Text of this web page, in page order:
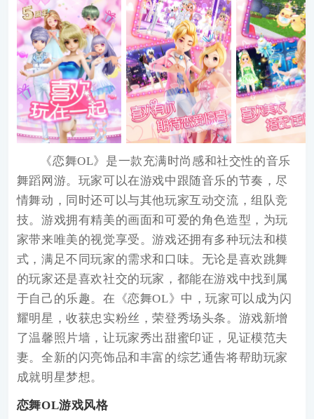
《恋舞OL》是一款充满时尚感和社交性的音乐
舞蹈网游。玩家可以在游戏中跟随音乐的节奏，尽
情舞动，同时还可以与其他玩家互动交流，组队竞
技。游戏拥有精美的画面和可爱的角色造型，为玩
家带来唯美的视觉享受。游戏还拥有多种玩法和模
式，满足不同玩家的需求和口味。无论是喜欢跳舞
的玩家还是喜欢社交的玩家，都能在游戏中找到属
于自己的乐趣。在《恋舞OL》中，玩家可以成为闪
耀明星，收获忠实粉丝，荣登秀场头条。游戏新增
了温馨照片墙，让玩家秀出甜蜜印证，见证模范夫
妻。全新的闪亮饰品和丰富的综艺通告将帮助玩家
成就明星梦想。
恋舞OL游戏风格